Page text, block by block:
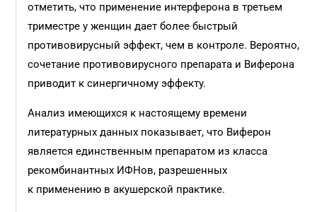
отметить, что применение интерферона в третьем
триместре у женщин дает более быстрый
противовирусный эффект, чем в контроле. Вероятно,
сочетание противовирусного препарата и Виферона
приводит к синергичному эффекту.
Анализ имеющихся к настоящему времени
литературных данных показывает, что Виферон
является единственным препаратом из класса
рекомбинантных ИФНов, разрешенных
к применению в акушерской практике.